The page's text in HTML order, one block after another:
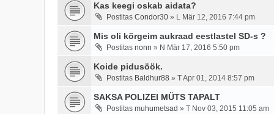
Kas keegi oskab aidata?
Postitas Condor30 » L Mär 12, 2016 7:44 pm
Mis oli kõrgeim aukraad eestlastel SD-s ?
Postitas nonn » N Mär 17, 2016 5:50 pm
Koide pidusöök.
Postitas Baldhur88 » T Apr 01, 2014 8:57 pm
SAKSA POLIZEI MÜTS TAPALT
Postitas muhumetsad » T Nov 03, 2015 11:05 am